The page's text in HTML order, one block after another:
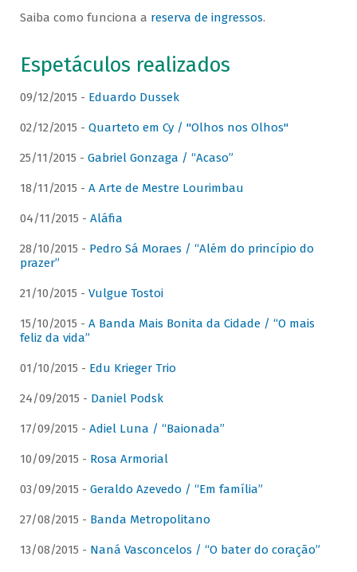
Saiba como funciona a reserva de ingressos.
Espetáculos realizados
09/12/2015 - Eduardo Dussek
02/12/2015 - Quarteto em Cy / "Olhos nos Olhos"
25/11/2015 - Gabriel Gonzaga / “Acaso”
18/11/2015 - A Arte de Mestre Lourimbau
04/11/2015 - Aláfia
28/10/2015 - Pedro Sá Moraes / “Além do princípio do
prazer”
21/10/2015 - Vulgue Tostoi
15/10/2015 - A Banda Mais Bonita da Cidade / “O mais
feliz da vida”
01/10/2015 - Edu Krieger Trio
24/09/2015 - Daniel Podsk
17/09/2015 - Adiel Luna / “Baionada”
10/09/2015 - Rosa Armorial
03/09/2015 - Geraldo Azevedo / “Em família”
27/08/2015 - Banda Metropolitano
13/08/2015 - Naná Vasconcelos / “O bater do coração”